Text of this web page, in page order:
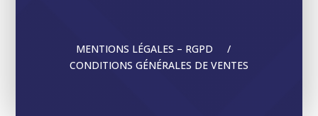
MENTIONS LÉGALES – RGPD /
CONDITIONS GÉNÉRALES DE VENTES